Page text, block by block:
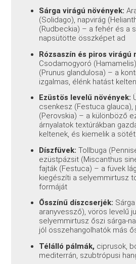
Sárga virágú növények:
(Solidago), napvirág
(Rudbeckia) – a fehér és a
napsütötte összképet ad
Rózsaszín és piros virágú
Csodamogyoró
(Prunus glandulosa) – a
izgalmas, élénk hatást
Ezüstös levelű növények:
csenkesz (Festuca glauca),
(Perovskia) – a különböző
árnyalatok textúrákban
keltenek, és kiemelik a
Díszfüvek: Tollbuga
ezüstpázsit (Miscanthus
fajták (Festuca) – a füvek
kiegészíti a selyemmirtusz
formáját
Ősszínű díszcserjék:
aranyvessző), vörös levelű
selyemmirtusz őszi sárga-
jól összehangolhatók más
Télálló pálmák, ciprusok,
mediterrán, szubtrópusi